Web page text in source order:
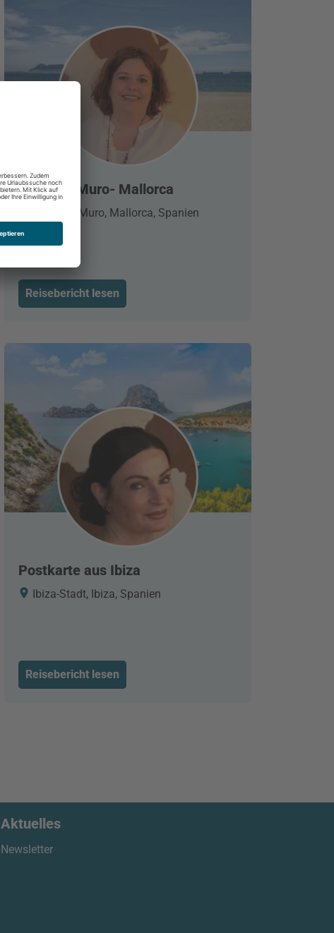
Playa de Muro- Mallorca
Playa de Muro, Mallorca, Spanien
Reisebericht lesen
Postkarte aus Ibiza
Ibiza-Stadt, Ibiza, Spanien
Reisebericht lesen
Aktuelles
Newsletter